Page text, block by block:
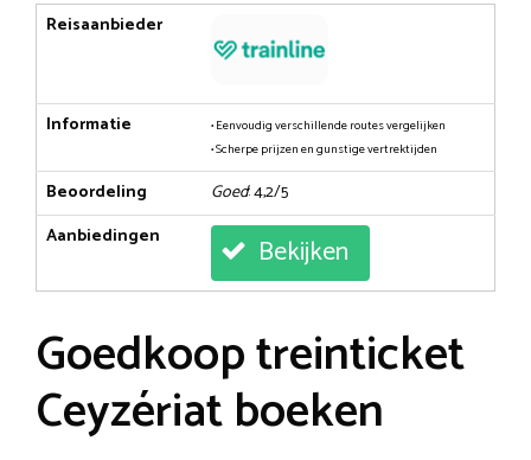
Reisaanbieder
Informatie
• Eenvoudig verschillende routes vergelijken
• Scherpe prijzen en gunstige vertrektijden
Beoordeling Goed: 4,2/5
Aanbiedingen
Bekijken
Goedkoop treinticket
Ceyzériat boeken